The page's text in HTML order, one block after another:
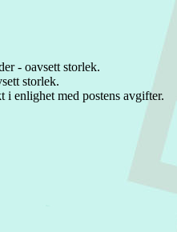
- oavsett storlek.
storlek.
i enlighet med postens avgifter.